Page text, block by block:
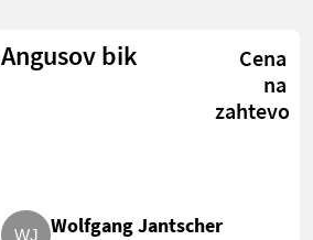
Angusov bik
Cena
na
zahtevo
Wolfgang Jantscher